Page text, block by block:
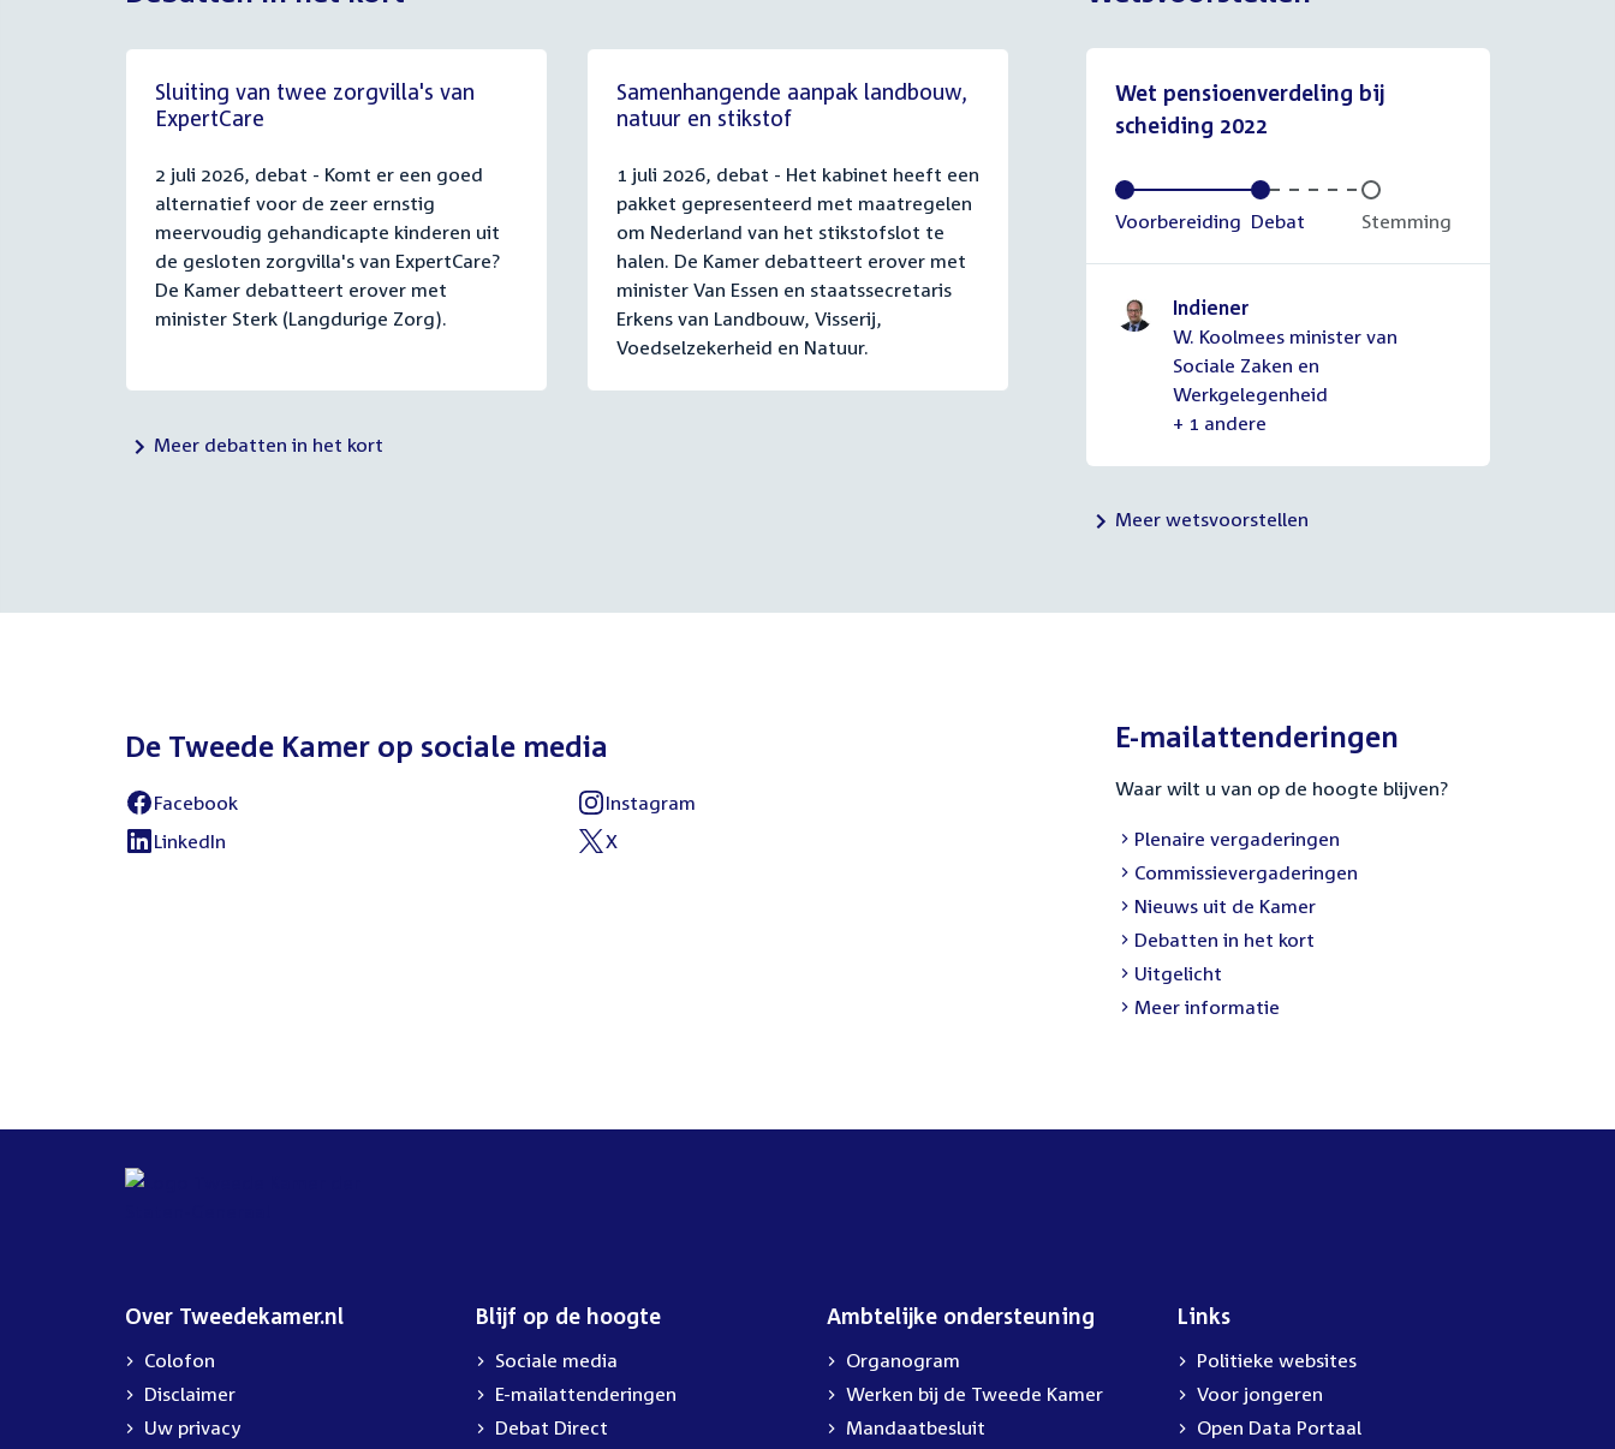
Sluiting van twee zorgvilla's van
ExpertCare
2 juli 2026, debat - Komt er een goed
alternatief voor de zeer ernstig
meervoudig gehandicapte kinderen uit
de gesloten zorgvilla's van ExpertCare?
De Kamer debatteert erover met
minister Sterk (Langdurige Zorg).
Samenhangende aanpak landbouw,
natuur en stikstof
1 juli 2026, debat - Het kabinet heeft een
pakket gepresenteerd met maatregelen
om Nederland van het stikstofslot te
halen. De Kamer debatteert erover met
minister Van Essen en staatssecretaris
Erkens van Landbouw, Visserij,
Voedselzekerheid en Natuur.
Meer debatten in het kort
Wet pensioenverdeling bij
scheiding 2022
Voltooid:
Voorbereiding Voltooid:
Debat Onvoltooid:
Stemming
Indiener
W. Koolmees minister van
Sociale Zaken en
Werkgelegenheid
+ 1 andere
Meer wetsvoorstellen
De Tweede Kamer op sociale media
Facebook
Instagram
LinkedIn
X
E-mailattenderingen
Waar wilt u van op de hoogte blijven?
Plenaire vergaderingen
Commissievergaderingen
Nieuws uit de Kamer
Debatten in het kort
Uitgelicht
Meer informatie
Over Tweedekamer.nl
Colofon
Disclaimer
Uw privacy
Blijf op de hoogte
Sociale media
E-mailattenderingen
Debat Direct
Ambtelijke ondersteuning
Organogram
Werken bij de Tweede Kamer
Mandaatbesluit
Links
Politieke websites
Voor jongeren
Open Data Portaal